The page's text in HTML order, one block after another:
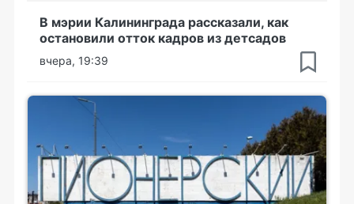
В мэрии Калининграда рассказали, как
остановили отток кадров из детсадов
вчера, 19:39